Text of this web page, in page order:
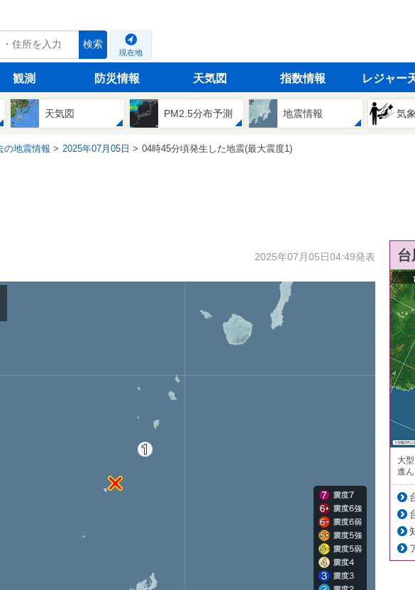
検索
現在地
観測 防災情報 天気図 指数情報 レジャー
天気図 PM2.5分布予測 地震情報 気
の地震情報 2025年07月05日 04時45分頃発生した地震(最大震度1)
2025年07月05日04:49発表
大
進